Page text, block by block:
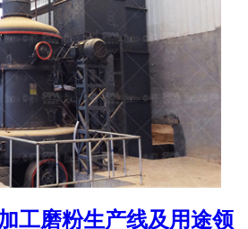
工磨粉生产线及用途领